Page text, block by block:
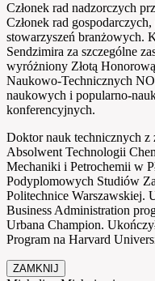
Członek rad nadzorczych
Członek rad
stowarzyszeń branżowych.
Sendzimira za szczególne
wyróżniony Złotą
Naukowo-Technicznych
naukowych i popularno-
konferencyjnych.
Doktor nauk technicznych z
Absolwent Technologii
Mechaniki i Petrochemii w
Podyplomowych Studiów
Politechnice Warszawskiej.
Business Administration
Urbana Champion.
Program na Harvard
ZAMKNIJ